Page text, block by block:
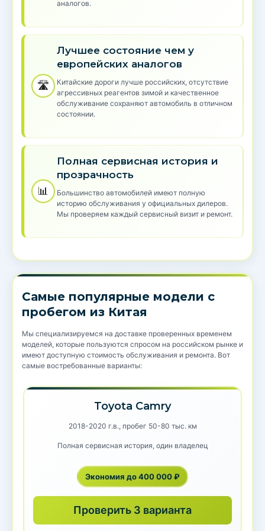
аналогов.
🛣️
Лучшее состояние чем у
европейских аналогов
Китайские дороги лучше российских, отсутствие
агрессивных реагентов зимой и качественное
обслуживание сохраняют автомобиль в отличном
состоянии.
📊
Полная сервисная история и
прозрачность
Большинство автомобилей имеют полную
историю обслуживания у официальных дилеров.
Мы проверяем каждый сервисный визит и ремонт.
Самые популярные модели с
пробегом из Китая
Мы специализируемся на доставке проверенных временем
моделей, которые пользуются спросом на российском рынке и
имеют доступную стоимость обслуживания и ремонта. Вот
самые востребованные варианты:
Toyota Camry
2018-2020 г.в., пробег 50-80 тыс. км
Полная сервисная история, один владелец
Экономия до 400 000 ₽
Проверить 3 варианта